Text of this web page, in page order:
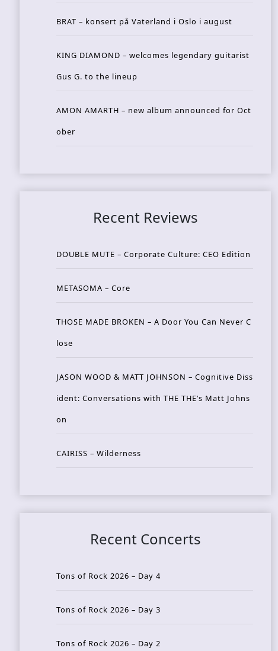
BRAT – konsert på Vaterland i Oslo i august
KING DIAMOND – welcomes legendary guitarist
Gus G. to the lineup
AMON AMARTH – new album announced for Oct
ober
Recent Reviews
DOUBLE MUTE – Corporate Culture: CEO Edition
METASOMA – Core
THOSE MADE BROKEN – A Door You Can Never C
lose
JASON WOOD & MATT JOHNSON – Cognitive Diss
ident: Conversations with THE THE’s Matt Johns
on
CAIRISS – Wilderness
Recent Concerts
Tons of Rock 2026 – Day 4
Tons of Rock 2026 – Day 3
Tons of Rock 2026 – Day 2